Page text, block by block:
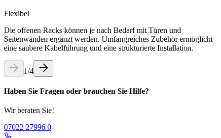
Flexibel
Die offenen Racks können je nach Bedarf mit Türen und
Seitenwänden ergänzt werden. Umfangreiches Zubehör ermöglicht
eine saubere Kabelführung und eine strukturierte Installation.
1/4
Haben Sie Fragen oder brauchen Sie Hilfe?
Wir beraten Sie!
07022 27996 0